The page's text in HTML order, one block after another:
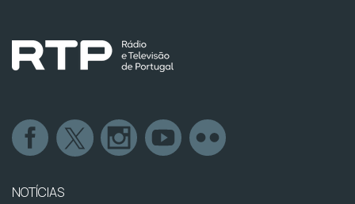
NOTÍCIAS